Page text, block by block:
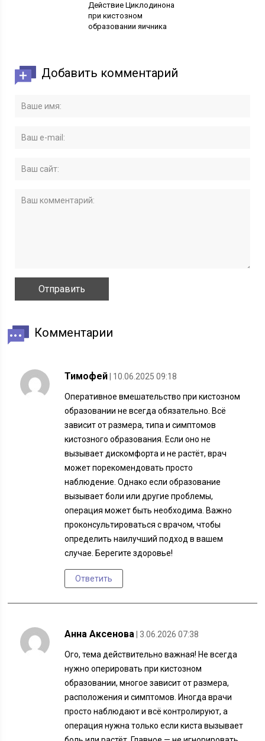
Действие Циклодинона
при кистозном
образовании яичника
Добавить комментарий
Комментарии
Тимофей | 10.06.2025 09:18
Оперативное вмешательство при кистозном
образовании не всегда обязательно. Всё
зависит от размера, типа и симптомов
кистозного образования. Если оно не
вызывает дискомфорта и не растёт, врач
может порекомендовать просто
наблюдение. Однако если образование
вызывает боли или другие проблемы,
операция может быть необходима. Важно
проконсультироваться с врачом, чтобы
определить наилучший подход в вашем
случае. Берегите здоровье!
Ответить
Анна Аксенова | 3.06.2026 07:38
Ого, тема действительно важная! Не всегда
нужно оперировать при кистозном
образовании, многое зависит от размера,
расположения и симптомов. Иногда врачи
просто наблюдают и всё контролируют, а
операция нужна только если киста вызывает